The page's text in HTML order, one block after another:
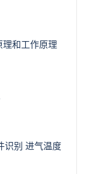
和工作原理
识别 进气温度